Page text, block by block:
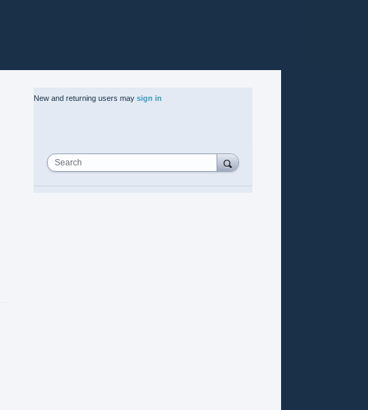
New and returning users may sign in
Search